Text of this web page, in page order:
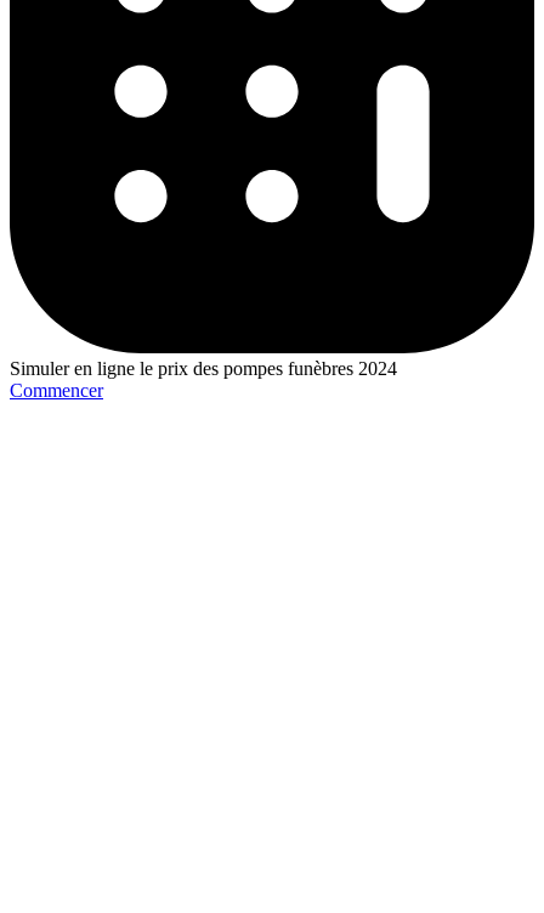
Simuler en ligne le prix des pompes funèbres 2024
Commencer